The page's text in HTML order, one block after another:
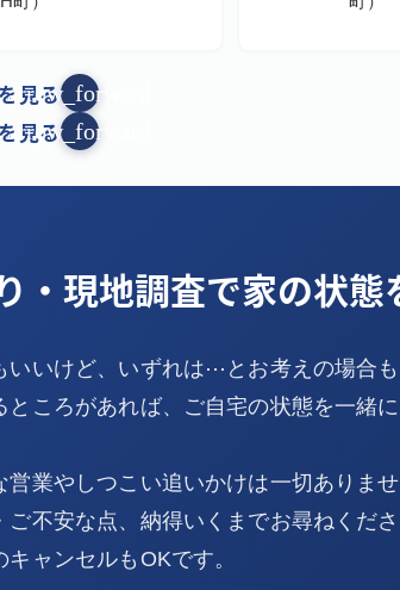
arrow_forward
見る
arrow_forward
見る
・現地調査で家の状態
いいけど、いずれは⋯とお考えの場合も
ところがあれば、ご自宅の状態を一緒
営業やしつこい追いかけは一切ありませ
ご不安な点、納得いくまでお尋ねくださ
ャンセルもOKです。